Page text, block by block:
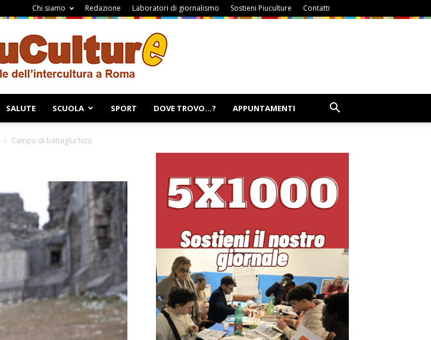
Chi siamo Redazione Laboratori di giornalismo Sostieni Piuculture Contatti
SALUTE SCUOLA SPORT DOVE TROVO…? APPUNTAMENTI
Campo di battaglia foto